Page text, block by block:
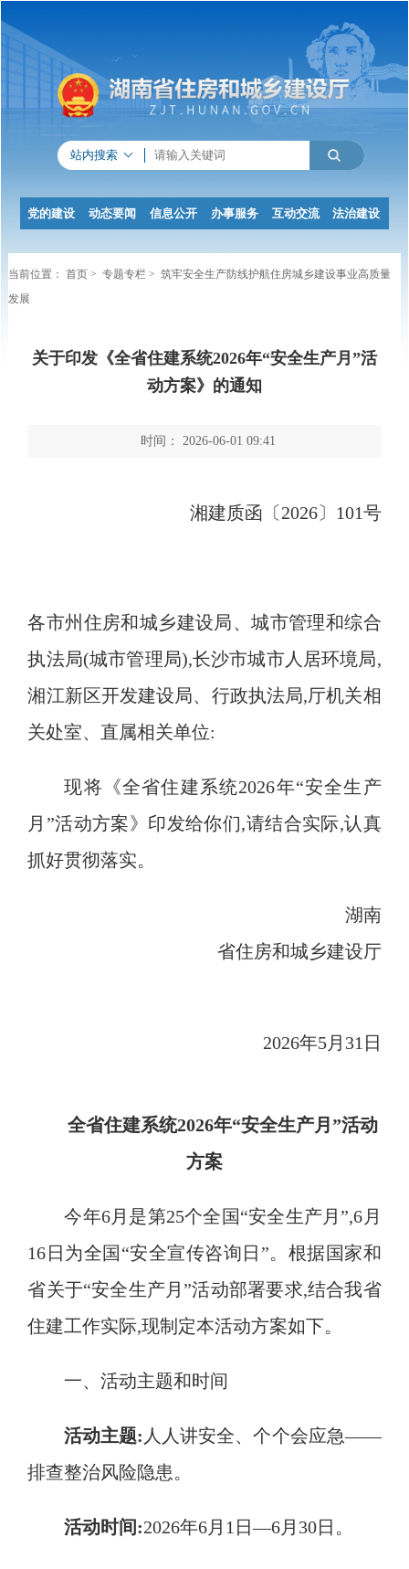
站内搜索
党的建设 动态要闻 信息公开 办事服务 互动交流 法治建设
当前位置： 首页> 专题专栏> 筑牢安全生产防线护航住房城乡建设事业高质量
发展
关于印发《全省住建系统2026年“安全生产月”活
动方案》的通知
时间： 2026-06-01 09:41
湘建质函〔 2026〕 101号
各市州住房和城乡建设局、城市管理和综合
执法局(城市管理局),长沙市城市人居环境局,
湘江新区开发建设局、行政执法局,厅机关相
关处室、直属相关单位:
现将《全省住建系统2026年“安全生产
月 ”活动方案》印发给你们,请结合实际,认真
抓好贯彻落实。
湖南
省住房和城乡建设厅
2026年5月 31 日
全省住建系统2026年“安全生产月”活动
方案
今年6月是第25个全国“安全生产月”,6 月
16 日为全国“安全宣传咨询日”。 根据国家和
省关于“安全生产月”活动部署要求,结合我省
住建工作实际,现制定本活动方案如下。
一、活动主题和时间
活动主题: 人人讲安全、个个会应急——
排查整治风险隐患。
活动时间:2026年6月 1 日—6月 30日 。